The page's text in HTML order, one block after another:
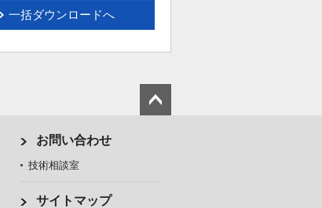
一括ダウンロードへ
お問い合わせ
技術相談室
サイトマップ